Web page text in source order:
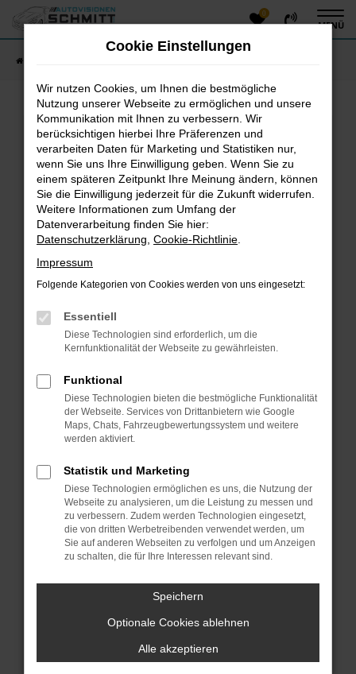
Zum
Hauptinhalt
0
MENÜ
Fehler: Network Error
Beim Laden ist ein Fehler aufgetreten.
Hier sind ein paar Tipps, die dir helfen können:
Überprüfe deine Firewall und deine
Internetverbindung.
Laden andere Webseiten, zum Beispiel deine
Suchmaschine?
Prüfe deine Browsererweiterungen.
das Laden bestimmter Seiten verhindern.
Funktioniert die Seite in einem anderen Browser
oder in einem privaten Fenster?
Das kann manchmal helfen, vorübergehende
Probleme zu beheben.
Stelle sicher, dass dein Browser und dein
Betriebssystem auf dem neuesten Stand sind.
Sicherheitsrisiko, sondern kann auch dazu führen,
dass bestimmte Funktionen nicht mehr
unterstützt werden.
Wende dich an den Webseitenbetreiber.
Wenn du alle oben genannten Schritte versucht
hast, kontaktiere uns bitte. Wir werden versuchen,
das Problem zu beheben. Du kannst uns diesen
Text schicken, um uns bei der Fehlersuche zu
unterstützen:
ewogICJuYW1lIjogIk5ldHdvcmtFcnJvciIsCiAgI
mNvbmZpZyI6IHsKICAgICJtZXRob2QiOiAiR0VUIi
Cookie Einstellungen
Wir nutzen Cookies, um Ihnen die bestmögliche
Nutzung unserer Webseite zu ermöglichen und unsere
Kommunikation mit Ihnen zu verbessern. Wir
berücksichtigen hierbei Ihre Präferenzen und
verarbeiten Daten für Marketing und Statistiken nur,
wenn Sie uns Ihre Einwilligung geben. Wenn Sie zu
einem späteren Zeitpunkt Ihre Meinung ändern, können
Sie die Einwilligung jederzeit für die Zukunft widerrufen.
Weitere Informationen zum Umfang der
Datenverarbeitung finden Sie hier:
Datenschutzerklärung Cookie-Richtlinie
Impressum
Folgende Kategorien von Cookies werden von uns eingesetzt:
Essentiell
Diese Technologien sind erforderlich, um die
Kernfunktionalität der Webseite zu gewährleisten.
Funktional
Diese Technologien bieten die bestmögliche Funktionalität
der Webseite. Services von Drittanbietern wie Google
Maps, Chats, Fahrzeugbewertungssystem und weitere
werden aktiviert.
Statistik und Marketing
Diese Technologien ermöglichen es uns, die Nutzung der
Webseite zu analysieren, um die Leistung zu messen und
zu verbessern. Zudem werden Technologien eingesetzt,
die von dritten Werbetreibenden verwendet werden, um
Sie auf anderen Webseiten zu verfolgen und um Anzeigen
zu schalten, die für Ihre Interessen relevant sind.
Speichern
Optionale Cookies ablehnen
Alle akzeptieren